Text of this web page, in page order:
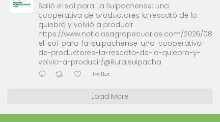
Salió el sol para La Suipachense: una
cooperativa de productores la rescató de la
quiebra y volvió a producir
https://www.noticiasagropecuarias.com/2026/08/
el-sol-para-la-suipachense-una-cooperativa-
de-productores-la-rescato-de-la-quiebra-y-
volvio-a-producir/@Ruralsuipacha
Twitter
Load More